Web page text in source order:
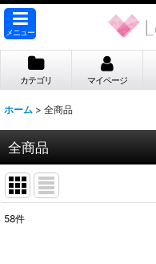
メニュー
カテゴリ マイページ
ホーム > 全商品
全商品
58件